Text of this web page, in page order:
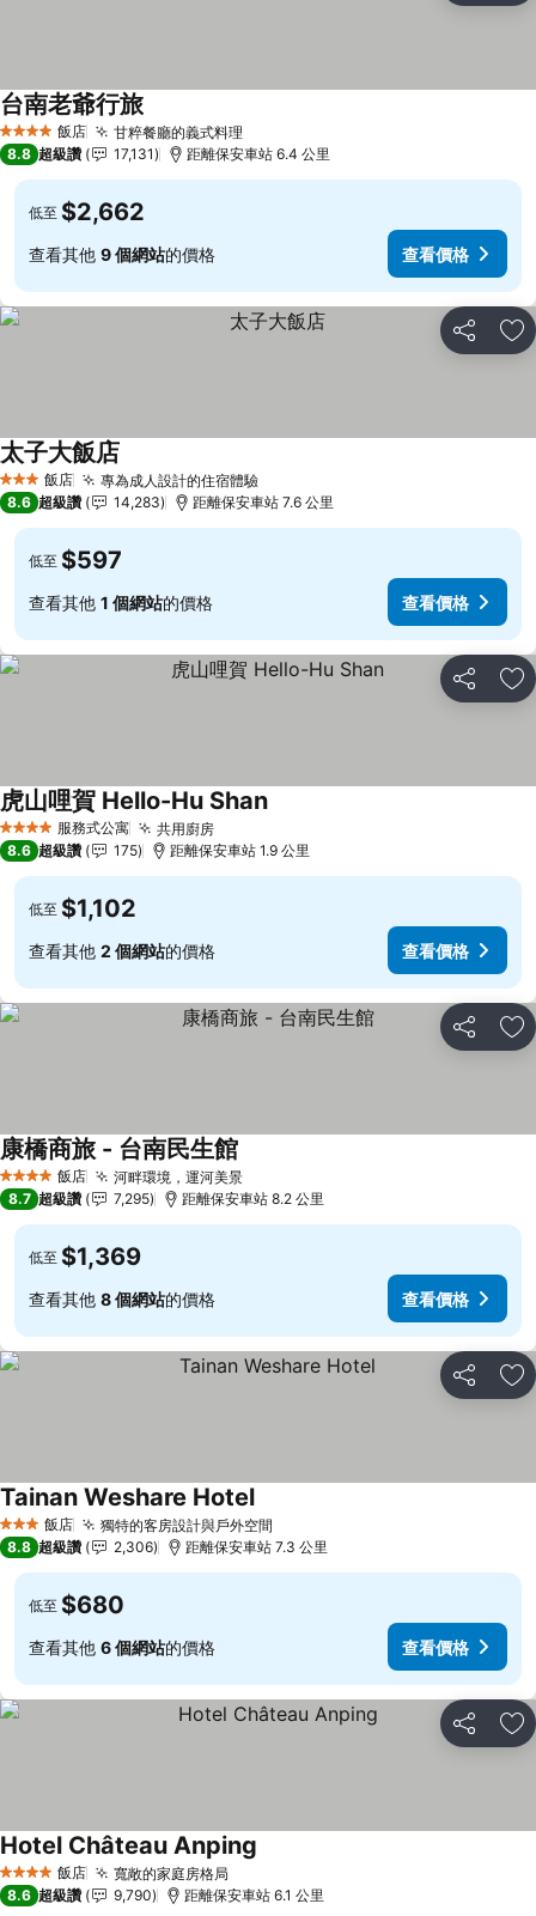
4 星級 飯店 甘粹餐廳的義式料理
台南老爺行旅
8.8 超級讚 17,131 距離保安車站 6.4 公里
低至 $2,662
查看其他 9 個網站的價格 查看價格
分享 加
3 星級 飯店 專為成人設計的住宿體驗
太子大飯店
8.6 超級讚 14,283 距離保安車站 7.6 公里
低至 $597
查看其他 1 個網站的價格 查看價格
分享 加
4 星級 服務式公寓 共用廚房
虎山哩賀 Hello-Hu Shan
8.6 超級讚 175 距離保安車站 1.9 公里
低至 $1,102
查看其他 2 個網站的價格 查看價格
分享 加
4 星級 飯店 河畔環境，運河美景
康橋商旅 - 台南民生館
8.7 超級讚 7,295 距離保安車站 8.2 公里
低至 $1,369
查看其他 8 個網站的價格 查看價格
分享 加
3 星級 飯店 獨特的客房設計與戶外空間
Tainan Weshare Hotel
8.8 超級讚 2,306 距離保安車站 7.3 公里
低至 $680
查看其他 6 個網站的價格 查看價格
分享 加
4 星級 飯店 寬敞的家庭房格局
Hotel Château Anping
8.6 超級讚 9,790 距離保安車站 6.1 公里